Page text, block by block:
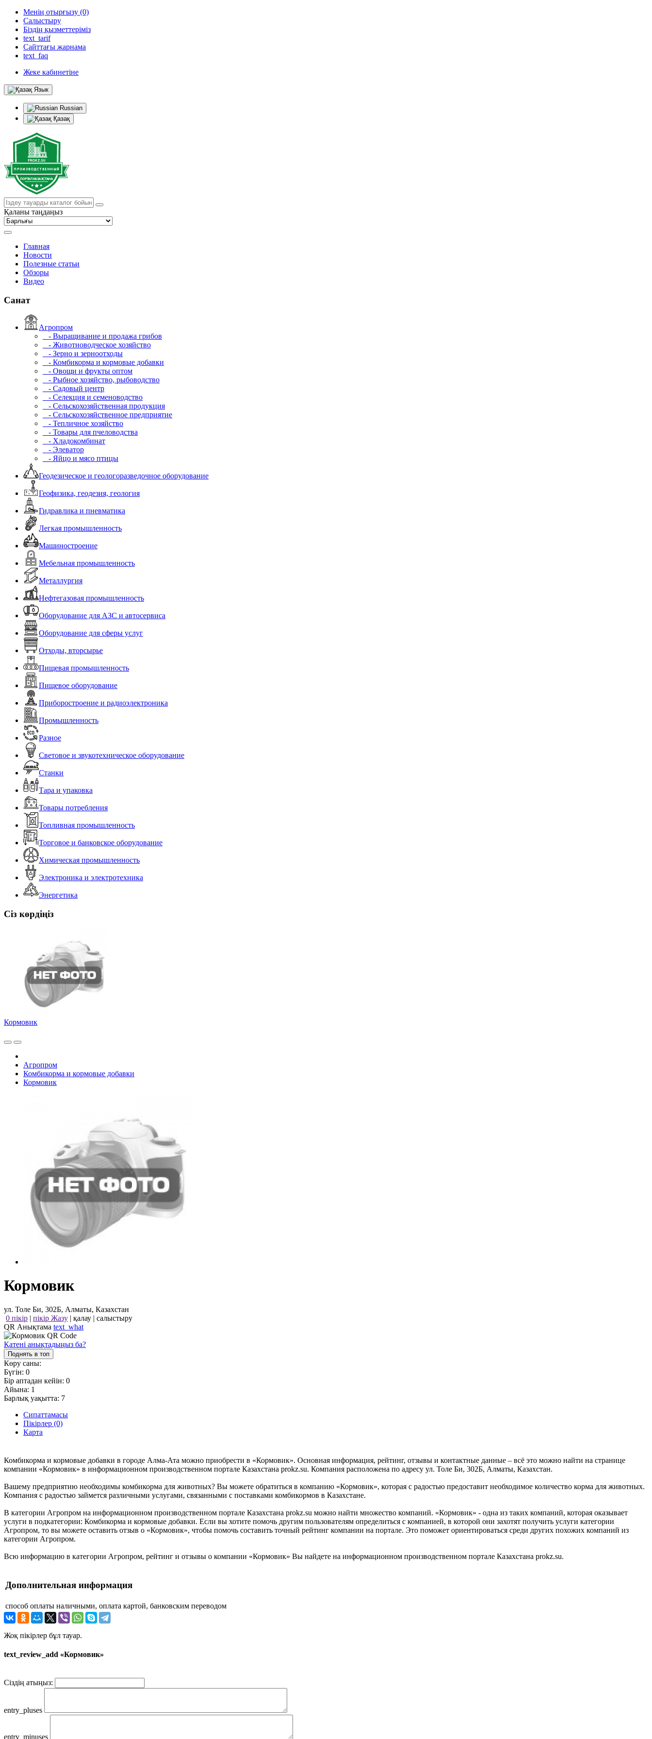
Менің отырғызу (0)
Салыстыру
Біздің қызметтеріміз
text_tarif
Сайттағы жарнама
text_faq
Жеке кабинетіне
Язык
Russian
Қазақ
Қаланы таңдаңыз
Главная
Новости
Полезные статьи
Обзоры
Видео
Санат
Агропром
- Выращивание и продажа грибов
- Животноводческое хозяйство
- Зерно и зерноотходы
- Комбикорма и кормовые добавки
- Овощи и фрукты оптом
- Рыбное хозяйство, рыбоводство
- Садовый центр
- Селекция и семеноводство
- Сельскохозяйственная продукция
- Сельскохозяйственное предприятие
- Тепличное хозяйство
- Товары для пчеловодства
- Хладокомбинат
- Элеватор
- Яйцо и мясо птицы
Геодезическое и геологоразведочное оборудование
Геофизика, геодезия, геология
Гидравлика и пневматика
Легкая промышленность
Машиностроение
Мебельная промышленность
Металлургия
Нефтегазовая промышленность
Оборудование для АЗС и автосервиса
Оборудование для сферы услуг
Отходы, вторсырье
Пищевая промышленность
Пищевое оборудование
Приборостроение и радиоэлектроника
Промышленность
Разное
Световое и звукотехническое оборудование
Станки
Тара и упаковка
Товары потребления
Топливная промышленность
Торговое и банковское оборудование
Химическая промышленность
Электроника и электротехника
Энергетика
Сіз көрдіңіз
Кормовик
Агропром
Комбикорма и кормовые добавки
Кормовик
Кормовик
ул. Толе Би, 302Б, Алматы, Казахстан
0 пікір | пікір Жазу | қалау | салыстыру
QR Анықтама text_what
Қатені анықтадыңыз ба?
Поднять в топ
Көру саны:
Бүгін: 0
Бір аптадан кейін: 0
Айына: 1
Барлық уақытта: 7
Сипаттамасы
Пікірлер (0)
Карта
Комбикорма и кормовые добавки в городе Алма-Ата можно приобрести в «Кормовик». Основная информация, рейтинг, отзывы и контактные данные – всё это можно найти на странице
компании «Кормовик» в информационном производственном портале Казахстана prokz.su. Компания расположена по адресу ул. Толе Би, 302Б, Алматы, Казахстан.
Вашему предприятию необходимы комбикорма для животных? Вы можете обратиться в компанию «Кормовик», которая с радостью предоставит необходимое количество корма для животных.
Компания с радостью займется различными услугами, связанными с поставками комбикормов в Казахстане.
В категории Агропром на информационном производственном портале Казахстана prokz.su можно найти множество компаний. «Кормовик» - одна из таких компаний, которая оказывает
услуги в подкатегории: Комбикорма и кормовые добавки. Если вы хотите помочь другим пользователям определиться с компанией, в которой они захотят получить услуги категории
Агропром, то вы можете оставить отзыв о «Кормовик», чтобы помочь составить точный рейтинг компании на портале. Это поможет ориентироваться среди других похожих компаний из
категории Агропром.
Всю информацию в категории Агропром, рейтинг и отзывы о компании «Кормовик» Вы найдете на информационном производственном портале Казахстана prokz.su.
Дополнительная информация
способ оплаты наличными, оплата картой, банковским переводом
Жоқ пікірлер бұл тауар.
text_review_add «Кормовик»
Сіздің атыңыз:
entry_pluses
entry_minuses